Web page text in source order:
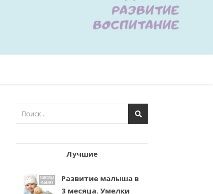
Лучшие
Развитие малыша в
3 месяца. Умелки